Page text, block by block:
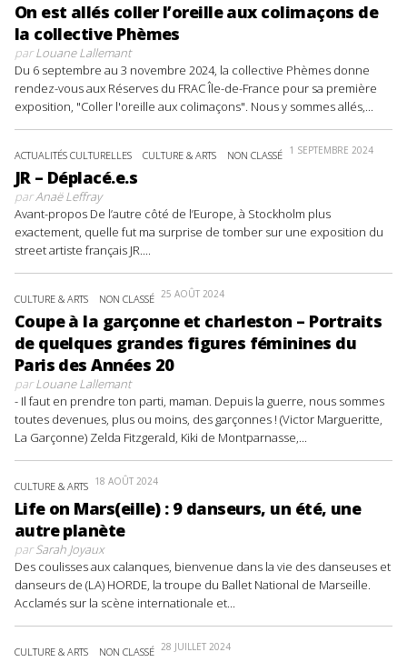
On est allés coller l’oreille aux colimaçons de
la collective Phèmes
parLouane Lallemant
Du 6 septembre au 3 novembre 2024, la collective Phèmes donne
rendez-vous aux Réserves du FRAC Île-de-France pour sa première
exposition, "Coller l'oreille aux colimaçons". Nous y sommes allés,...
ACTUALITÉS CULTURELLES CULTURE & ARTS NON CLASSÉ 1 SEPTEMBRE 2024
JR – Déplacé.e.s
parAnaë Leffray
Avant-propos De l’autre côté de l’Europe, à Stockholm plus
exactement, quelle fut ma surprise de tomber sur une exposition du
street artiste français JR....
CULTURE & ARTS NON CLASSÉ 25 AOÛT 2024
Coupe à la garçonne et charleston – Portraits
de quelques grandes figures féminines du
Paris des Années 20
parLouane Lallemant
- Il faut en prendre ton parti, maman. Depuis la guerre, nous sommes
toutes devenues, plus ou moins, des garçonnes ! (Victor Margueritte,
La Garçonne) Zelda Fitzgerald, Kiki de Montparnasse,...
CULTURE & ARTS 18 AOÛT 2024
Life on Mars(eille) : 9 danseurs, un été, une
autre planète
parSarah Joyaux
Des coulisses aux calanques, bienvenue dans la vie des danseuses et
danseurs de (LA) HORDE, la troupe du Ballet National de Marseille.
Acclamés sur la scène internationale et...
CULTURE & ARTS NON CLASSÉ 28 JUILLET 2024